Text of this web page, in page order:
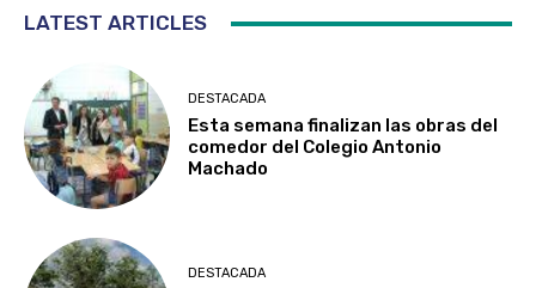
LATEST ARTICLES
DESTACADA
Esta semana finalizan las obras del
comedor del Colegio Antonio
Machado
DESTACADA